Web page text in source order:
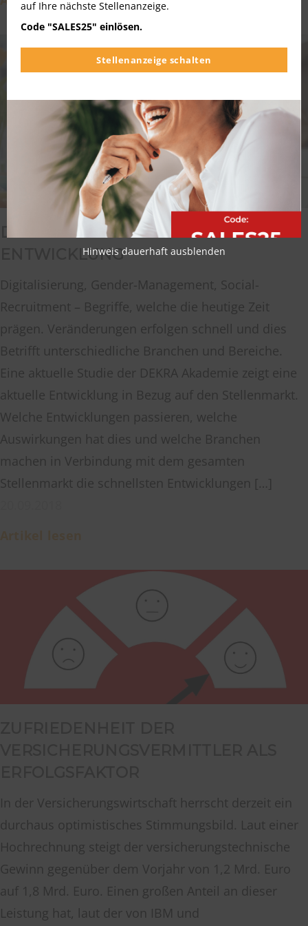
DER STELLENMARKT – EINE STETIGE
ENTWICKLUNG
Digitalisierung, Gender-Management, Social-
Recruitment – Begriffe, welche die heutige Zeit
prägen. Veränderungen erfolgen schnell und dies
Betrifft unterschiedliche Branchen und Bereiche.
Eine aktuelle Studie der DEKRA Akademie zeigt eine
aktuelle Entwicklung in Bezug auf den Stellenmarkt.
Welche Entwicklungen passieren, welche
Auswirkungen hat dies und welche Branchen
machen in Verbindung mit dem gesamten
Stellenmarkt die schnellsten Entwicklungen […]
In der Versicherungswirtschaft herrscht derzeit ein
durchaus optimistisches Stimmungsbild. Laut einer
Hochrechnung steigt der versicherungstechnische
Gewinn gegenüber dem Vorjahr von 1,2 Mrd. Euro
auf 1,8 Mrd. Euro. Einen großen Anteil an dieser
Leistung hat, laut der von IBM und
auf Ihre nächste Stellenanzeige.
Code "SALES25" einlösen.
Stellenanzeige schalten
Hinweis dauerhaft ausblenden